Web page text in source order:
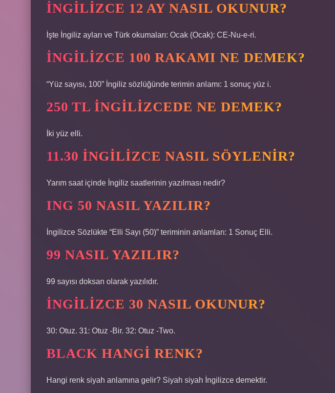
İNGILIZCE 12 AY NASIL OKUNUR?
İşte İngiliz ayları ve Türk okumaları: Ocak (Ocak): CE-Nu-e-ri.
İNGILIZCE 100 RAKAMI NE DEMEK?
“Yüz sayısı, 100” İngiliz sözlüğünde terimin anlamı: 1 sonuç yüz i.
250 TL İNGILIZCEDE NE DEMEK?
İki yüz elli.
11.30 İNGILIZCE NASIL SÖYLENIR?
Yarım saat içinde İngiliz saatlerinin yazılması nedir?
ING 50 NASIL YAZILIR?
İngilizce Sözlükte “Elli Sayı (50)” teriminin anlamları: 1 Sonuç Elli.
99 NASIL YAZILIR?
99 sayısı doksan olarak yazılıdır.
İNGILIZCE 30 NASIL OKUNUR?
30: Otuz. 31: Otuz -Bir. 32: Otuz -Two.
BLACK HANGI RENK?
Hangi renk siyah anlamına gelir? Siyah siyah İngilizce demektir.